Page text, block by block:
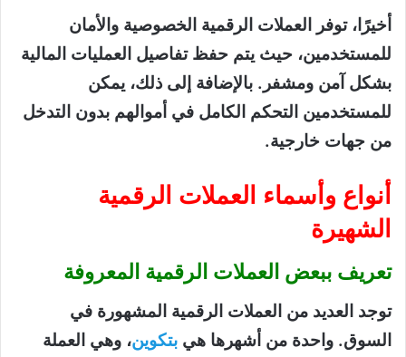
أخيرًا، توفر العملات الرقمية الخصوصية والأمان
للمستخدمين، حيث يتم حفظ تفاصيل العمليات المالية
بشكل آمن ومشفر. بالإضافة إلى ذلك، يمكن
للمستخدمين التحكم الكامل في أموالهم بدون التدخل
من جهات خارجية.
أنواع وأسماء العملات الرقمية
الشهيرة
تعريف ببعض العملات الرقمية المعروفة
توجد العديد من العملات الرقمية المشهورة في
السوق. واحدة من أشهرها هي بتكوين، وهي العملة